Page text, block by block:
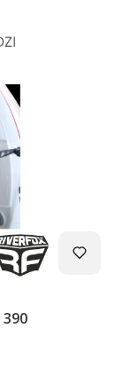
390